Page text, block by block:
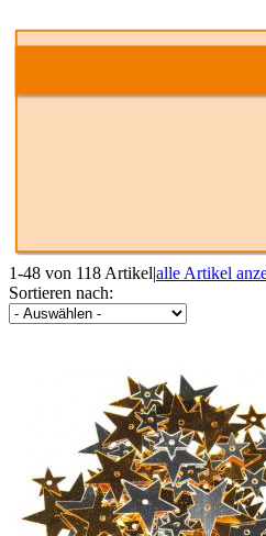
1-48 von 118 Artikel|alle Artikel
Sortieren nach: